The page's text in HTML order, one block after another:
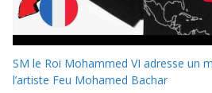
SM le Roi Mohammed VI adresse un
l’artiste Feu Mohamed Bachar